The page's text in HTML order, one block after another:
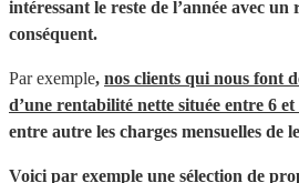
intéressant le reste de l’année avec
conséquent.
Par exemple, nos clients qui nous font
d’une rentabilité nette située entre 6
entre autre les charges mensuelles de
Voici par exemple une sélection de